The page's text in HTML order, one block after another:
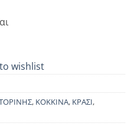
wishlist
, ΚΟΚΚΙΝΑ, ΚΡΑΣΙ,